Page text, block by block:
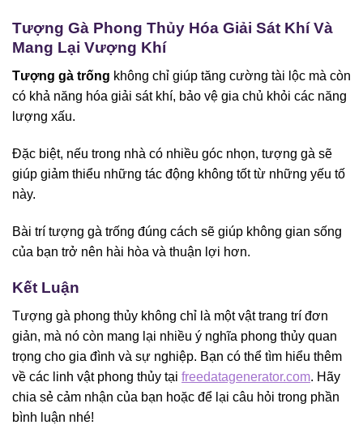
Tượng Gà Phong Thủy Hóa Giải Sát Khí Và
Mang Lại Vượng Khí
Tượng gà trống không chỉ giúp tăng cường tài lộc mà còn
có khả năng hóa giải sát khí, bảo vệ gia chủ khỏi các năng
lượng xấu.
Đặc biệt, nếu trong nhà có nhiều góc nhọn, tượng gà sẽ
giúp giảm thiểu những tác động không tốt từ những yếu tố
này.
Bài trí tượng gà trống đúng cách sẽ giúp không gian sống
của bạn trở nên hài hòa và thuận lợi hơn.
Kết Luận
Tượng gà phong thủy không chỉ là một vật trang trí đơn
giản, mà nó còn mang lại nhiều ý nghĩa phong thủy quan
trọng cho gia đình và sự nghiệp. Bạn có thể tìm hiểu thêm
về các linh vật phong thủy tại freedatagenerator.com. Hãy
chia sẻ cảm nhận của bạn hoặc để lại câu hỏi trong phần
bình luận nhé!